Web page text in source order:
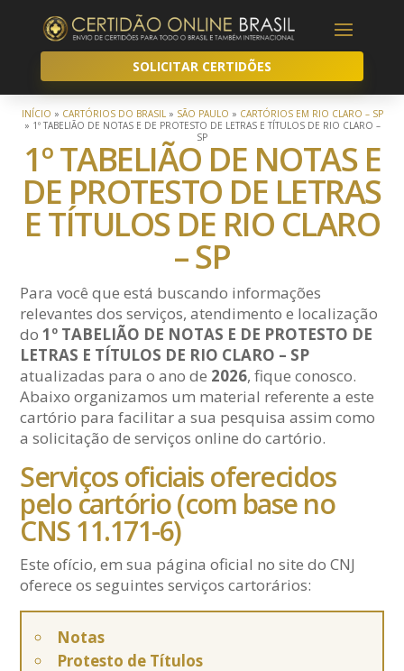
SOLICITAR CERTIDÕES
INÍCIO » CARTÓRIOS DO BRASIL» SÃO PAULO » CARTÓRIOS EM RIO CLARO – SP
» 1º TABELIÃO DE NOTAS E DE PROTESTO DE LETRAS E TÍTULOS DE RIO CLARO –
SP
1º TABELIÃO DE NOTAS E
DE PROTESTO DE LETRAS
E TÍTULOS DE RIO CLARO
– SP
Para você que está buscando informações
relevantes dos serviços, atendimento e localização
do1º TABELIÃO DE NOTAS E DE PROTESTO DE
LETRAS E TÍTULOS DE RIO CLARO – SP
atualizadas para o ano de 2026, fique conosco.
Abaixo organizamos um material referente a este
cartório para facilitar a sua pesquisa assim como
a solicitação de serviços online do cartório.
Serviços oficiais oferecidos
pelo cartório (com base no
CNS 11.171-6)
Este ofício, em sua página oficial no site do CNJ
oferece os seguintes serviços cartorários:
Notas
Protesto de Títulos